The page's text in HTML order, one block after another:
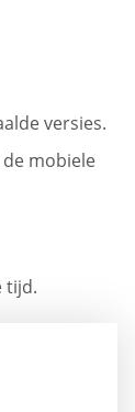
versies.
mobiele
tijd.